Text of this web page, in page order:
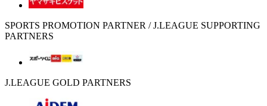
SPORTS PROMOTION PARTNER / J.LEAGUE SUPPORTING
PARTNERS
J.LEAGUE GOLD PARTNERS